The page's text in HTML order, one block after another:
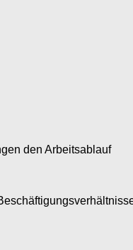
den Arbeitsablauf